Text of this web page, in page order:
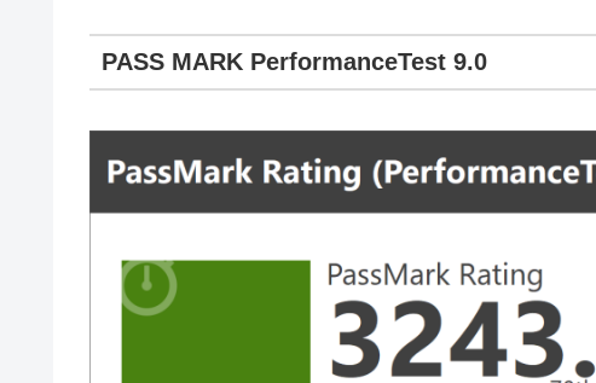
PASS MARK PerformanceTest 9.0